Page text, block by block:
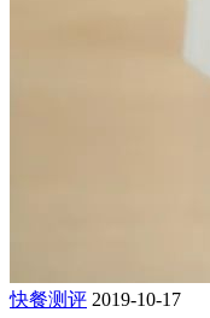
快餐测评 2019-10-17